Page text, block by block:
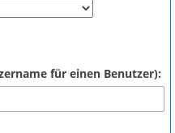
für einen Benutzer):